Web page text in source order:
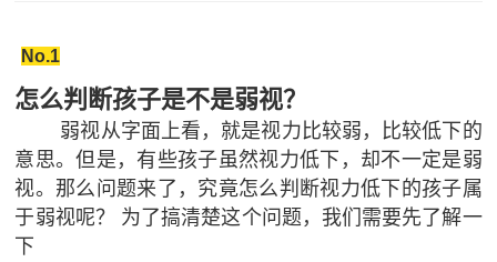
&
知
脑视
觉训
&
案
例
No.1
怎么判断孩子是不是弱视？
弱视从字面上看，就是视力比较弱，比较低下的
意思。但是，有些孩子虽然视力低下，却不一定是弱
视。那么问题来了，究竟怎么判断视力低下的孩子属
于弱视呢？ 为了搞清楚这个问题，我们需要先了解一
下